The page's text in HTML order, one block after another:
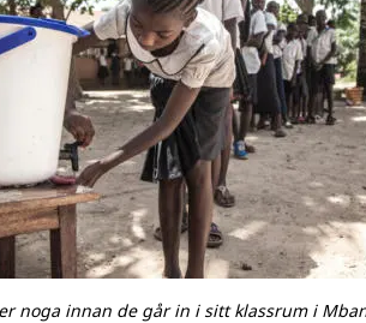
noga innan de går in i sitt klassrum i